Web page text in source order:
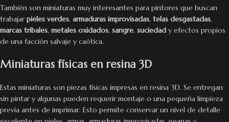
También son miniaturas muy interesantes para pintores que buscan
trabajarpieles verdes, armaduras improvisadas, telas desgastadas,
marcas tribales, metales oxidados, sangre, suciedad y efectos propios
de una facción salvaje y caótica.
Miniaturas físicas en resina 3D
Estas miniaturas son piezas físicas impresas en resina 3D. Se entregan
sin pintar y algunas pueden requerir montaje o una pequeña limpieza
previa antes de imprimar. Esto permite conservar un nivel de detalle